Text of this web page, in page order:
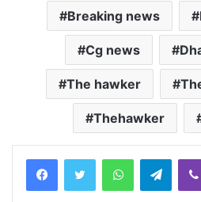
Breaking news
Cg news
The hawker
Thehawker
FacebookTwitterWhatsApp